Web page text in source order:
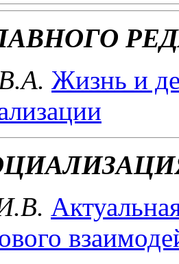
Жизнь и